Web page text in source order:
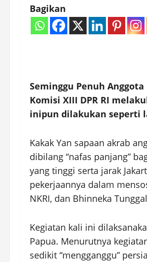
Bagikan
Seminggu Penuh
Komisi XIII DPR RI
inipun dilakukan seperti
Kakak Yan sapaan akrab
dibilang “nafas panjang”
yang tinggi serta jarak
pekerjaannya dalam
NKRI, dan Bhinneka
Kegiatan kali ini
Papua. Menurutnya
sedikit “mengganggu”